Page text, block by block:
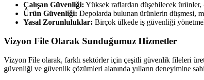
Çalışan Güvenliği: Yüksek raflardan düşebilecek
Ürün Güvenliği: Depolarda bulunan ürünlerin düşmesi,
Yasal Zorunluluklar: Birçok ülkede iş güvenliği
Vizyon File Olarak Sunduğumuz Hizmetler
Vizyon File olarak, farklı sektörler için çeşitli güvenlik fileleri
güvenliği ve güvenlik çözümleri alanında yılların deneyimine